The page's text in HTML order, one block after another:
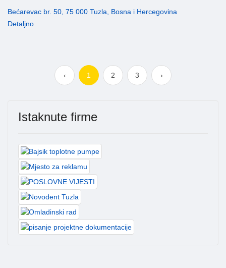
Bećarevac br. 50, 75 000 Tuzla, Bosna i Hercegovina
Detaljno
‹ 1 2 3 ›
Istaknute firme